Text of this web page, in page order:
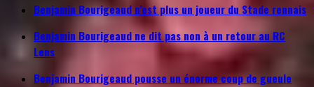
Benjamin Bourigeaud n’est plus un joueur du Stade rennais
Benjamin Bourigeaud ne dit pas non à un retour au RC
Lens
Benjamin Bourigeaud pousse un énorme coup de gueule